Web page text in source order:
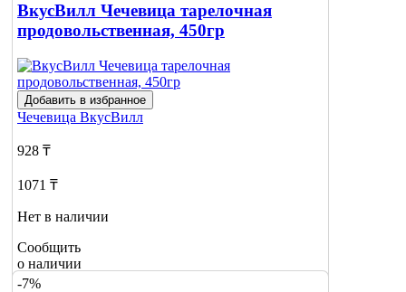
ВкусВилл Чечевица тарелочная
продовольственная, 450гр
Добавить в избранное
Чечевица ВкусВилл
928 ₸
1071 ₸
Нет в наличии
Сообщить
о наличии
-7%